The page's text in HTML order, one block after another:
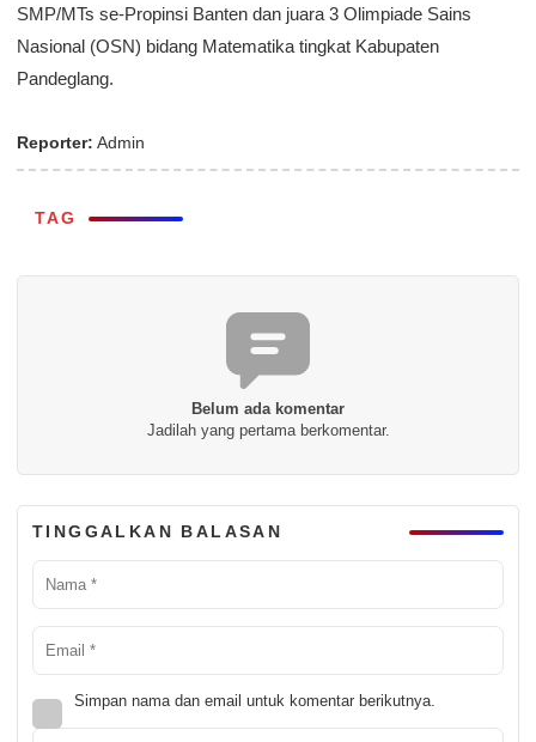
SMP/MTs se-Propinsi Banten dan juara 3 Olimpiade Sains
Nasional (OSN) bidang Matematika tingkat Kabupaten
Pandeglang.
Reporter: Admin
TAG
Belum ada komentar
Jadilah yang pertama berkomentar.
TINGGALKAN BALASAN
Simpan nama dan email untuk komentar berikutnya.